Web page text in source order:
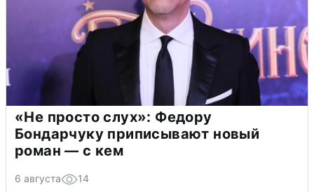
«Не просто слух»: Федору
Бондарчуку приписывают новый
роман — с кем
6 августа 14